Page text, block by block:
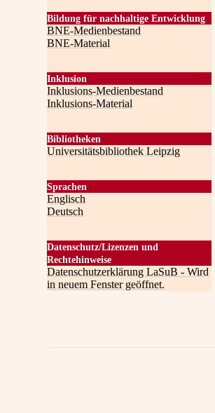
Bildung für nachhaltige Entwicklung
BNE-Medienbestand
BNE-Material
Inklusion
Inklusions-Medienbestand
Inklusions-Material
Bibliotheken
Universitätsbibliothek Leipzig
Sprachen
Englisch
Deutsch
Datenschutz/Lizenzen und
Rechtehinweise
Datenschutzerklärung LaSuB - Wird
in neuem Fenster geöffnet.